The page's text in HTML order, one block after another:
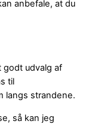
anbefale, at du
godt udvalg af
til
langs strandene.
så kan jeg